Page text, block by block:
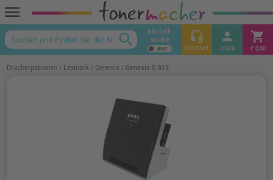
menu
keyboard_arrow_up
search Modell-
suche headset_mic
KONTAKT
person
LOGIN
shopping_cart
€ 0,00
Druckerpatronen Lexmark Genesis Genesis S 815